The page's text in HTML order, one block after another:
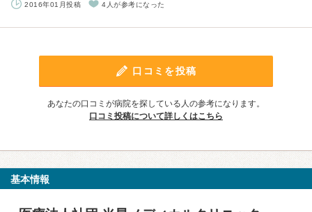
2016年01月投稿 4人が参考になった
口コミを投稿
あなたの口コミが病院を探している人の参考になります。
口コミ投稿について詳しくはこちら
基本情報